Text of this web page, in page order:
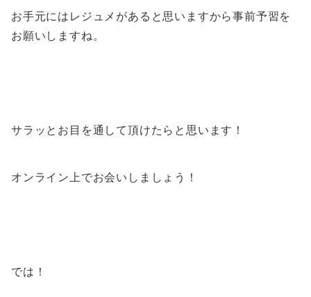
お手元にはレジュメがあると思いますから事前予習を
お願いしますね。
サラッとお目を通して頂けたらと思います！
オンライン上でお会いしましょう！
では！